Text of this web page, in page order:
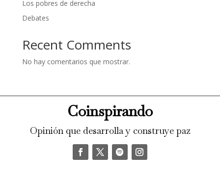
Los pobres de derecha
Debates
Recent Comments
No hay comentarios que mostrar.
Coinspirando
Opinión que desarrolla y construye paz